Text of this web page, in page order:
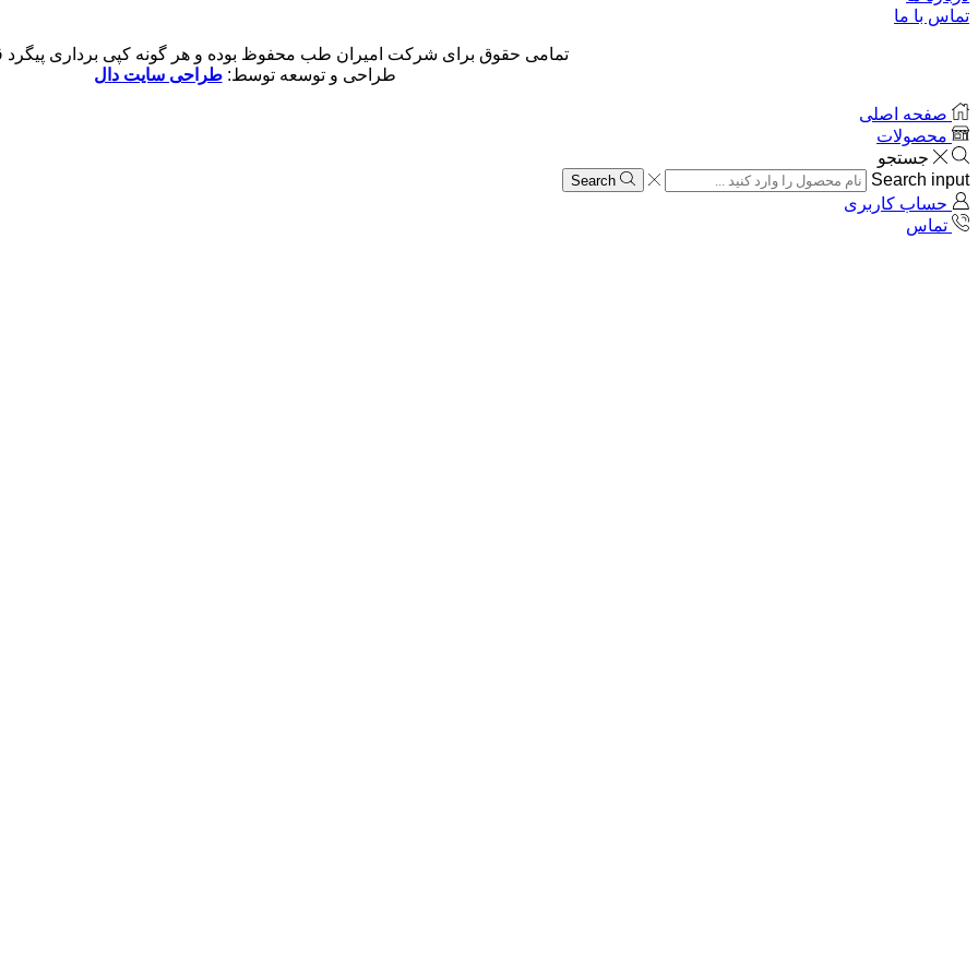
تماس با ما
تمامی حقوق برای شرکت امیران طب محفوظ بوده و هر گونه کپی برداری پیگرد
طراحی و توسعه توسط:طراحی سایت دال
صفحه اصلی
محصولات
جستجو
Search input
Search
حساب کاربری
تماس